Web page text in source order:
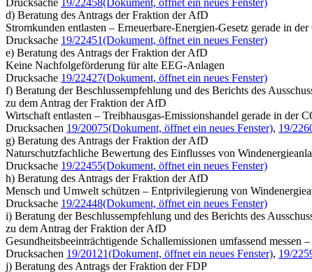
d) Beratung des Antrags der Fraktion der AfD
Stromkunden entlasten – Erneuerbare-Energien-Gesetz gerade in
Drucksache 19/22451(Dokument, öffnet ein neues Fenster)
e) Beratung des Antrags der Fraktion der AfD
Keine Nachfolgeförderung für alte EEG-Anlagen
Drucksache 19/22427(Dokument, öffnet ein neues Fenster)
f) Beratung der Beschlussempfehlung und des Berichts des
zu dem Antrag der Fraktion der AfD
Wirtschaft entlasten – Treibhausgas-Emissionshandel gerade in der
Drucksachen 19/20075(Dokument, öffnet ein neues Fenster), 19/
g) Beratung des Antrags der Fraktion der AfD
Naturschutzfachliche Bewertung des Einflusses von
Drucksache 19/22455(Dokument, öffnet ein neues Fenster)
h) Beratung des Antrags der Fraktion der AfD
Mensch und Umwelt schützen – Entprivilegierung von
Drucksache 19/22448(Dokument, öffnet ein neues Fenster)
i) Beratung der Beschlussempfehlung und des Berichts des
zu dem Antrag der Fraktion der AfD
Gesundheitsbeeinträchtigende Schallemissionen umfassend
Drucksachen 19/20121(Dokument, öffnet ein neues Fenster), 19/
j) Beratung des Antrags der Fraktion der FDP